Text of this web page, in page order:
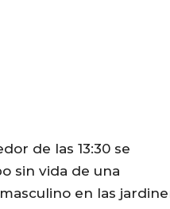
de las 13:30 se
sin vida de una
en las